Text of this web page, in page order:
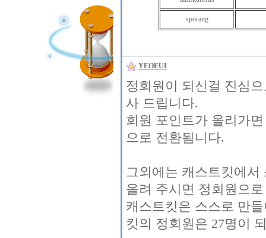
sporang
YEOEUI
정회원이 되신걸 진심
사 드립니다.
회원 포인트가 올리가
으로 전환됨니다.
그외에는 캐스트킷에
올려 주시면 정회원으
캐스트킷은 스스로 만
킷의 정회원은 27명이